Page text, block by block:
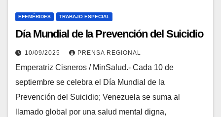
EFEMÉRIDES TRABAJO ESPECIAL
Día Mundial de la Prevención del Suicidio
10/09/2025 PRENSA REGIONAL
Emperatriz Cisneros / MinSalud.- Cada 10 de
septiembre se celebra el Día Mundial de la
Prevención del Suicidio; Venezuela se suma al
llamado global por una salud mental digna,